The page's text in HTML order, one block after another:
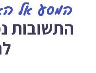
המסע אל
התשובות